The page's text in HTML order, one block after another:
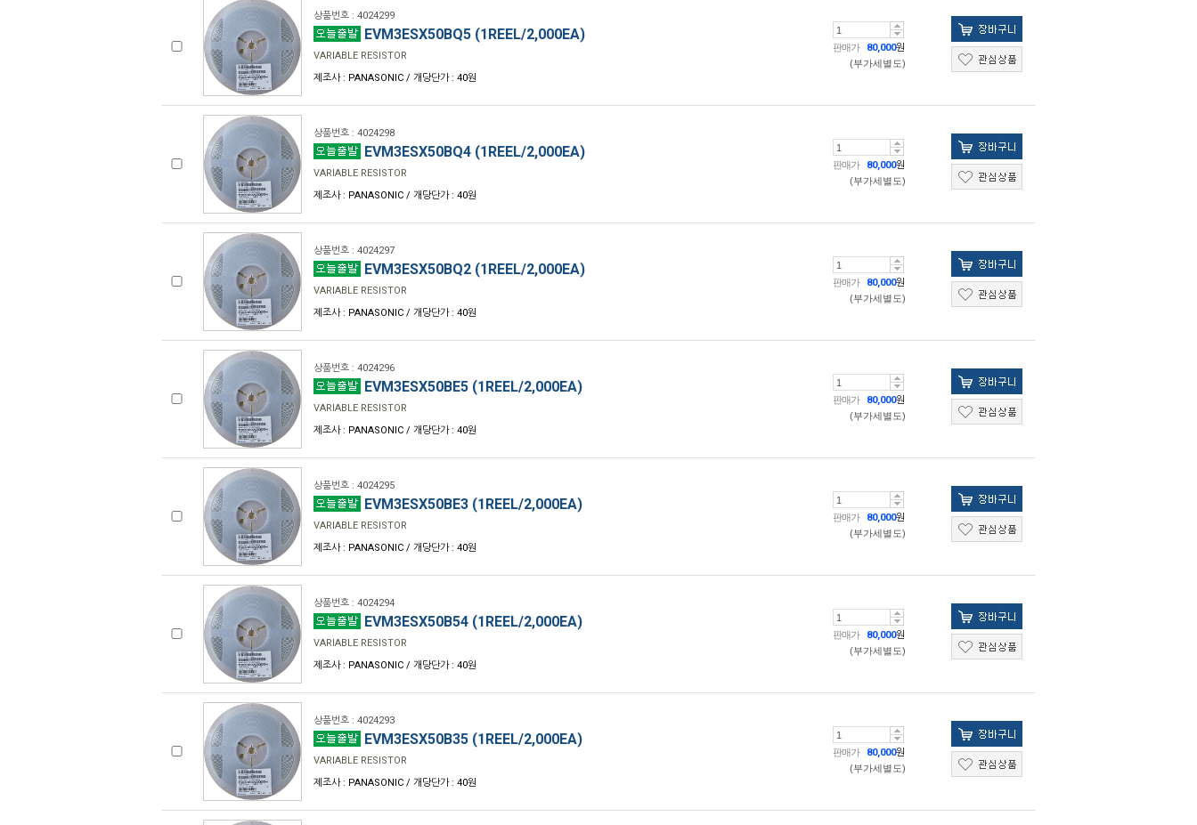
상품번호 : 4024299
EVM3ESX50BQ5 (1REEL/2,000EA)
VARIABLE RESISTOR
제조사 : PANASONIC / 개당단가 : 40원
판매가 80,000원
(부가세별도)
상품번호 : 4024298
EVM3ESX50BQ4 (1REEL/2,000EA)
VARIABLE RESISTOR
제조사 : PANASONIC / 개당단가 : 40원
판매가 80,000원
(부가세별도)
상품번호 : 4024297
EVM3ESX50BQ2 (1REEL/2,000EA)
VARIABLE RESISTOR
제조사 : PANASONIC / 개당단가 : 40원
판매가 80,000원
(부가세별도)
상품번호 : 4024296
EVM3ESX50BE5 (1REEL/2,000EA)
VARIABLE RESISTOR
제조사 : PANASONIC / 개당단가 : 40원
판매가 80,000원
(부가세별도)
상품번호 : 4024295
EVM3ESX50BE3 (1REEL/2,000EA)
VARIABLE RESISTOR
제조사 : PANASONIC / 개당단가 : 40원
판매가 80,000원
(부가세별도)
상품번호 : 4024294
EVM3ESX50B54 (1REEL/2,000EA)
VARIABLE RESISTOR
제조사 : PANASONIC / 개당단가 : 40원
판매가 80,000원
(부가세별도)
상품번호 : 4024293
EVM3ESX50B35 (1REEL/2,000EA)
VARIABLE RESISTOR
제조사 : PANASONIC / 개당단가 : 40원
판매가 80,000원
(부가세별도)